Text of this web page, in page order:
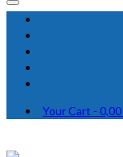
Your Cart - 0,00